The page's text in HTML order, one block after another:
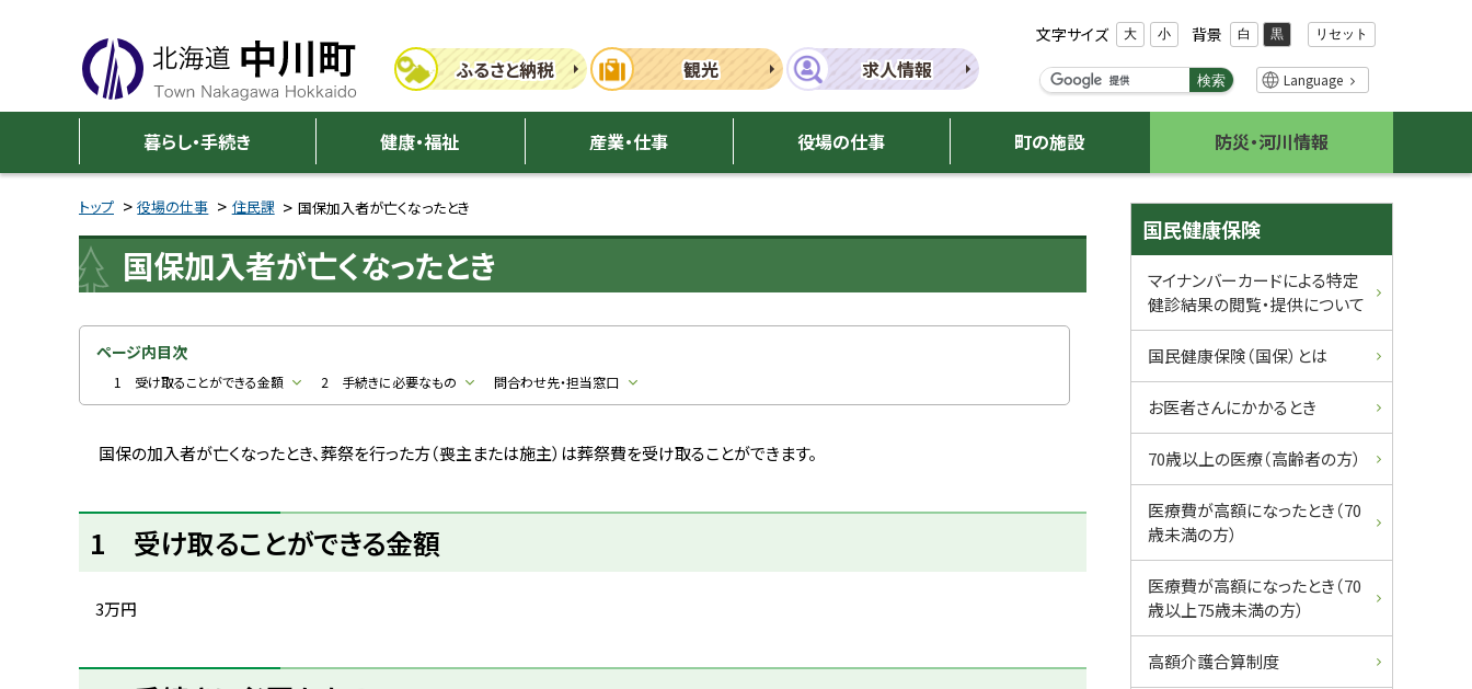
メ
ュ
中
川
町
ふるさと納税 観光 求人情報
文字サイズ 大 小 背景 白 黒 リセット
検
ー
ワ
検索 Language
暮らし・手続き 健康・福祉 産業・仕事 役場の仕事 町の施設 防災・河川情報
トップ 役場の仕事 住民課 国保加入者が亡くなったとき
国保加入者が亡くなったとき
ページ内目次
1 受け取ることができる金額 2 手続きに必要なもの 問合わせ先・担当窓口
国保の加入者が亡くなったとき、葬祭を行った方（喪主または施主）は葬祭費を受け取ることができます。
1 受け取ることができる金額
3万円
ト
サ
イ
ド
メ
ニ
ュ
ー
国民健康保険
マイナンバーカードによる特定
健診結果の閲覧・提供について
国民健康保険（国保）とは
お医者さんにかかるとき
70歳以上の医療（高齢者の方）
医療費が高額になったとき（70
歳未満の方）
医療費が高額になったとき（70
歳以上75歳未満の方）
高額介護合算制度
戻
メ